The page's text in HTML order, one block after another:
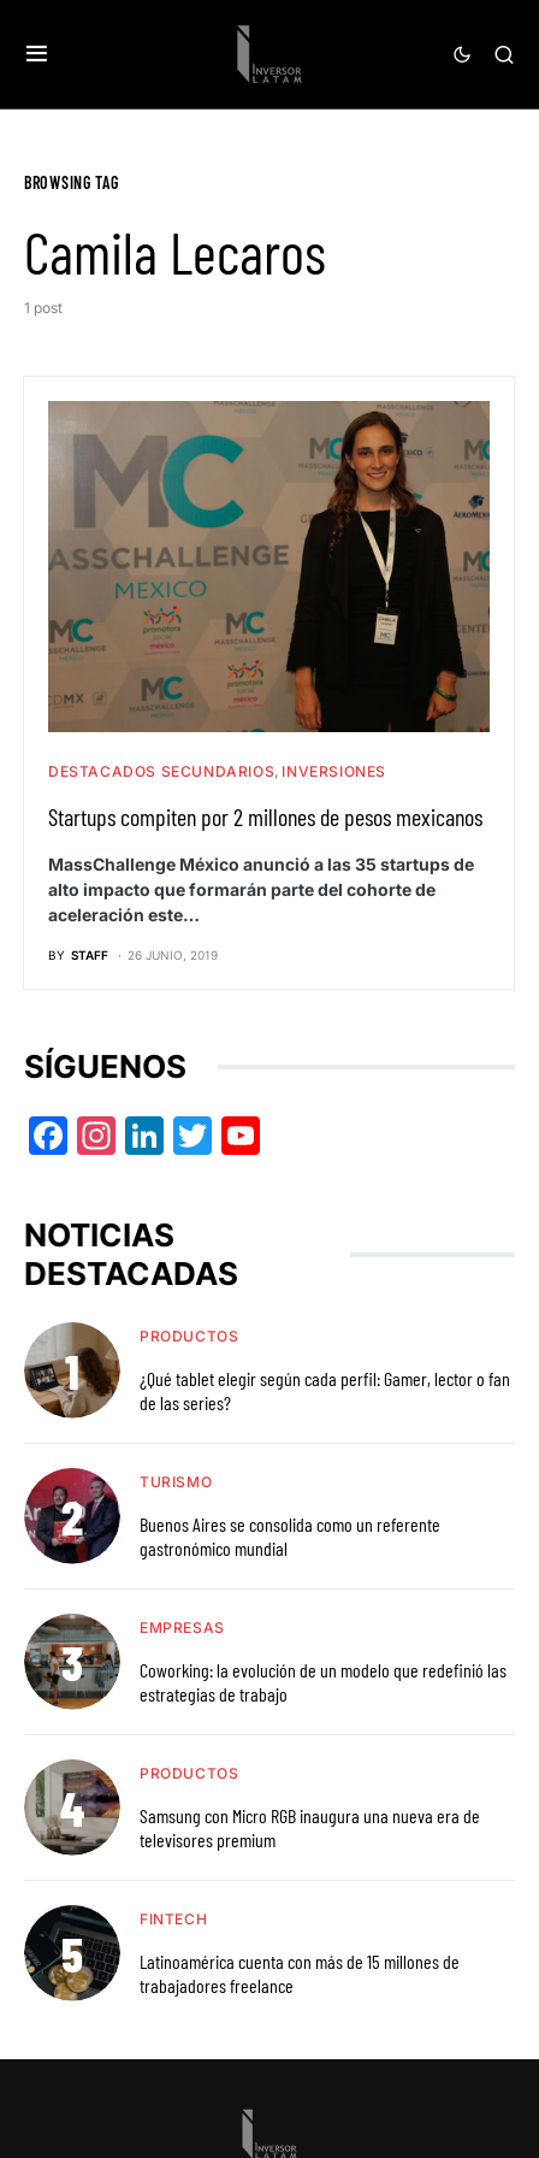
BROWSING TAG
Camila Lecaros
1 post
DESTACADOS SECUNDARIOS INVERSIONES
Startups compiten por 2 millones de pesos mexicanos
MassChallenge México anunció a las 35 startups de
alto impacto que formarán parte del cohorte de
aceleración este…
BY STAFF 26 JUNIO, 2019
SÍGUENOS
Facebook
Instagram
LinkedIn
Twitter
NOTICIAS
DESTACADAS
PRODUCTOS
¿Qué tablet elegir según cada perfil: Gamer, lector o fan
de las series?
TURISMO
Buenos Aires se consolida como un referente
gastronómico mundial
EMPRESAS
Coworking: la evolución de un modelo que redefinió las
estrategias de trabajo
PRODUCTOS
Samsung con Micro RGB inaugura una nueva era de
televisores premium
FINTECH
Latinoamérica cuenta con más de 15 millones de
trabajadores freelance